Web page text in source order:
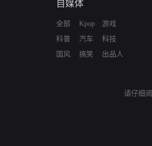
自媒体
全部
科普
国风
Kpop
汽车
搞笑
游戏
科技
出品人
请仔细